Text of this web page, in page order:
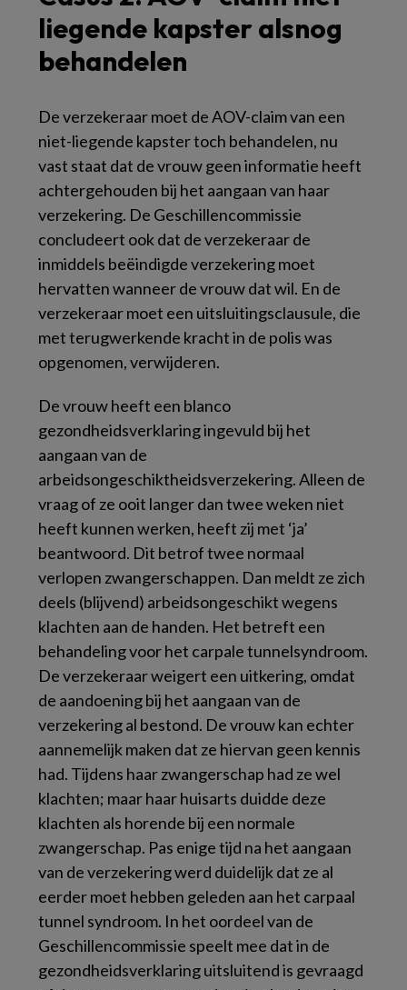
liegende kapster alsnog
behandelen
De verzekeraar moet de AOV-claim van een
niet-liegende kapster toch behandelen, nu
vast staat dat de vrouw geen informatie heeft
achtergehouden bij het aangaan van haar
verzekering. De Geschillencommissie
concludeert ook dat de verzekeraar de
inmiddels beëindigde verzekering moet
hervatten wanneer de vrouw dat wil. En de
verzekeraar moet een uitsluitingsclausule, die
met terugwerkende kracht in de polis was
opgenomen, verwijderen.
De vrouw heeft een blanco
gezondheidsverklaring ingevuld bij het
aangaan van de
arbeidsongeschiktheidsverzekering. Alleen de
vraag of ze ooit langer dan twee weken niet
heeft kunnen werken, heeft zij met ‘ja’
beantwoord. Dit betrof twee normaal
verlopen zwangerschappen. Dan meldt ze zich
deels (blijvend) arbeidsongeschikt wegens
klachten aan de handen. Het betreft een
behandeling voor het carpale tunnelsyndroom.
De verzekeraar weigert een uitkering, omdat
de aandoening bij het aangaan van de
verzekering al bestond. De vrouw kan echter
aannemelijk maken dat ze hiervan geen kennis
had. Tijdens haar zwangerschap had ze wel
klachten; maar haar huisarts duidde deze
klachten als horende bij een normale
zwangerschap. Pas enige tijd na het aangaan
van de verzekering werd duidelijk dat ze al
eerder moet hebben geleden aan het carpaal
tunnel syndroom. In het oordeel van de
Geschillencommissie speelt mee dat in de
gezondheidsverklaring uitsluitend is gevraagd